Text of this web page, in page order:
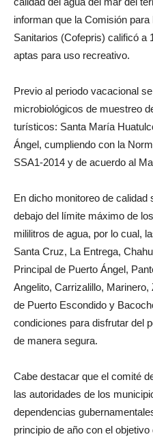
informan que la Comisión
Sanitarios (Cofepris) calificó a
aptas para uso recreativo.
Previo al periodo vacacional
microbiológicos de muestreo
turísticos: Santa María
Ángel, cumpliendo con la
SSA1-2014 y de acuerdo al
En dicho monitoreo de
debajo del límite máximo de
mililitros de agua, por lo cual,
Santa Cruz, La Entrega,
Principal de Puerto Ángel,
Angelito, Carrizalillo,
de Puerto Escondido y
condiciones para disfrutar del
de manera segura.
Cabe destacar que el comité
las autoridades de los
dependencias
principio de año con el